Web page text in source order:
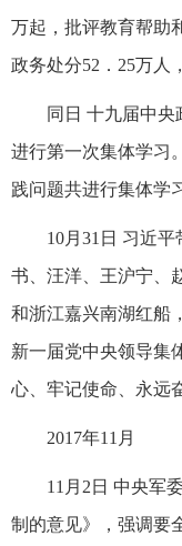
万起，批评教育帮助
政务处分52．25万人
同日 十九届中
进行第一次集体学习
践问题共进行集体学
10月31日 习近
书、汪洋、王沪宁、
和浙江嘉兴南湖红船
新一届党中央领导集
心、牢记使命、永远
2017年11月
11月2日 中央军
制的意见》，强调要